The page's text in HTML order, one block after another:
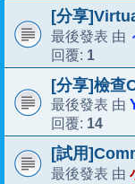
[分享
最後發表 由
回覆: 1
[分享]檢查
最後發表 由
回覆: 14
[試用
最後發表 由